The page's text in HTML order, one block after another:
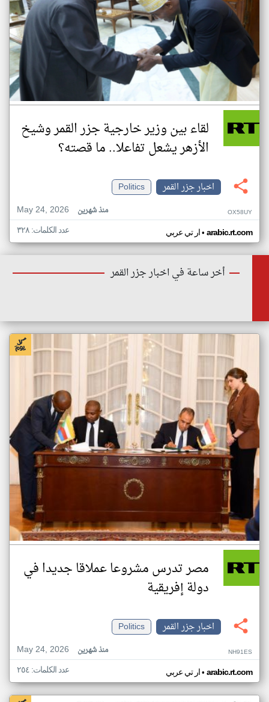
لقاء بين وزير خارجية جزر القمر وشيخ
الأزهر يشعل تفاعلا.. ما قصته؟
اخبار جزر القمر
Politics
May 24, 2026
منذ شهرين OX58UY
ار تي عربي• arabic.rt.com عدد الكلمات: ٣٢٨
أخر ساعة في اخبار جزر القمر
مصر تدرس مشروعا عملاقا جديدا في
دولة إفريقية
اخبار جزر القمر
Politics
May 24, 2026
منذ شهرين NH91ES
ار تي عربي• arabic.rt.com عدد الكلمات: ٢٥٤